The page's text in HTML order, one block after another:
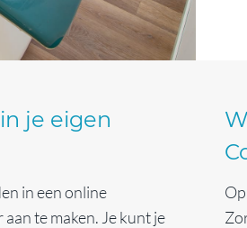
je eigen
in een online
te maken. Je kunt je